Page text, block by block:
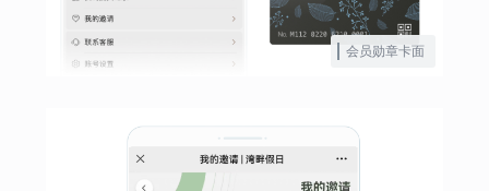
会员勋章卡面